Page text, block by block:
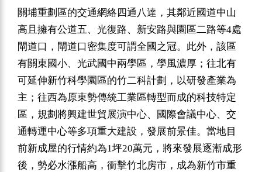
關埔重劃區的交通網絡四通八達，其鄰近國道中山
高且擁有公道五、光復路、新安路與園區二路等4處
閘道口，閘道口密集度可謂全國之冠。此外，該區
有關東國小、光武國中兩學區，學風濃厚； 往北有
可延伸新竹科學園區的竹二科計劃，以研發產業為
主；往西為原東勢傳統工業區轉型而成的科技特定
區，規劃將興建世貿展演中心、國際會議中心、交
通轉運中心等多項重大建設，發展前景佳。當地目
前新成屋的行情約為1坪20萬元，將來發展逐漸成形
後，勢必水漲船高，衝擊竹北房市，成為新竹市重